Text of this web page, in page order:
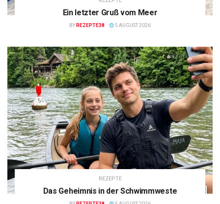
Ein letzter Gruß vom Meer
BY REZEPTE38 5 AUGUST 2026
REZEPTE
Das Geheimnis in der Schwimmweste